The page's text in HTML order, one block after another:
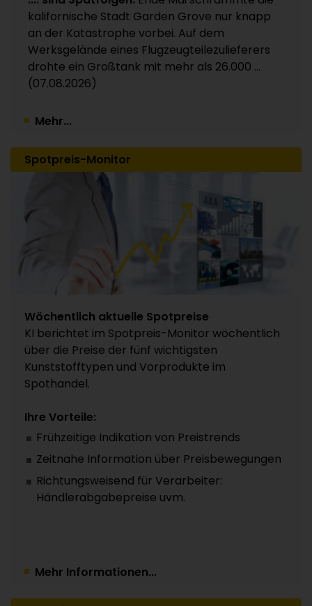
Kunststoffverpackungen an Investor Apax
Partners / 15 Werke betroffen
30.07.2026
kalifornische Stadt Garden Grove nur knapp
an der Katastrophe vorbei. Auf dem
Werksgelände eines Flugzeugteilezulieferers
drohte ein Großtank mit mehr als 26.000 ...
(07.08.2026)
Mehr...
Spotpreis-Monitor
Wöchentlich aktuelle Spotpreise
KI berichtet im Spotpreis-Monitor wöchentlich
über die Preise der fünf wichtigsten
Kunststofftypen und Vorprodukte im
Spothandel.
Ihre Vorteile:
Frühzeitige Indikation von Preistrends
Zeitnahe Information über Preisbewegungen
Richtungsweisend für Verarbeiter:
Händlerabgabepreise uvm.
Mehr Informationen...